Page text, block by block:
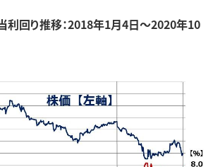
利回り推移：2018年1月4日～2020年10